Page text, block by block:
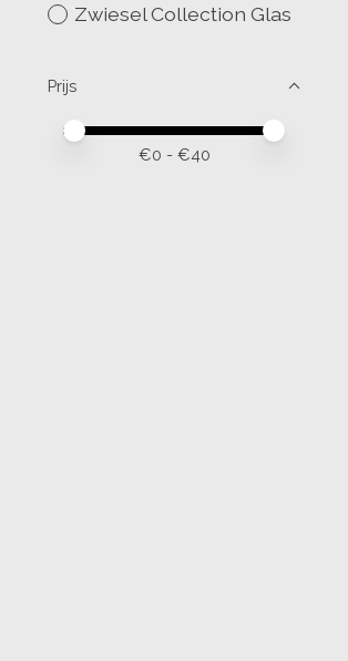
Zwiesel Collection Glas
Prijs
Minimale prijswaarde
Price maximum value
€0 - €40